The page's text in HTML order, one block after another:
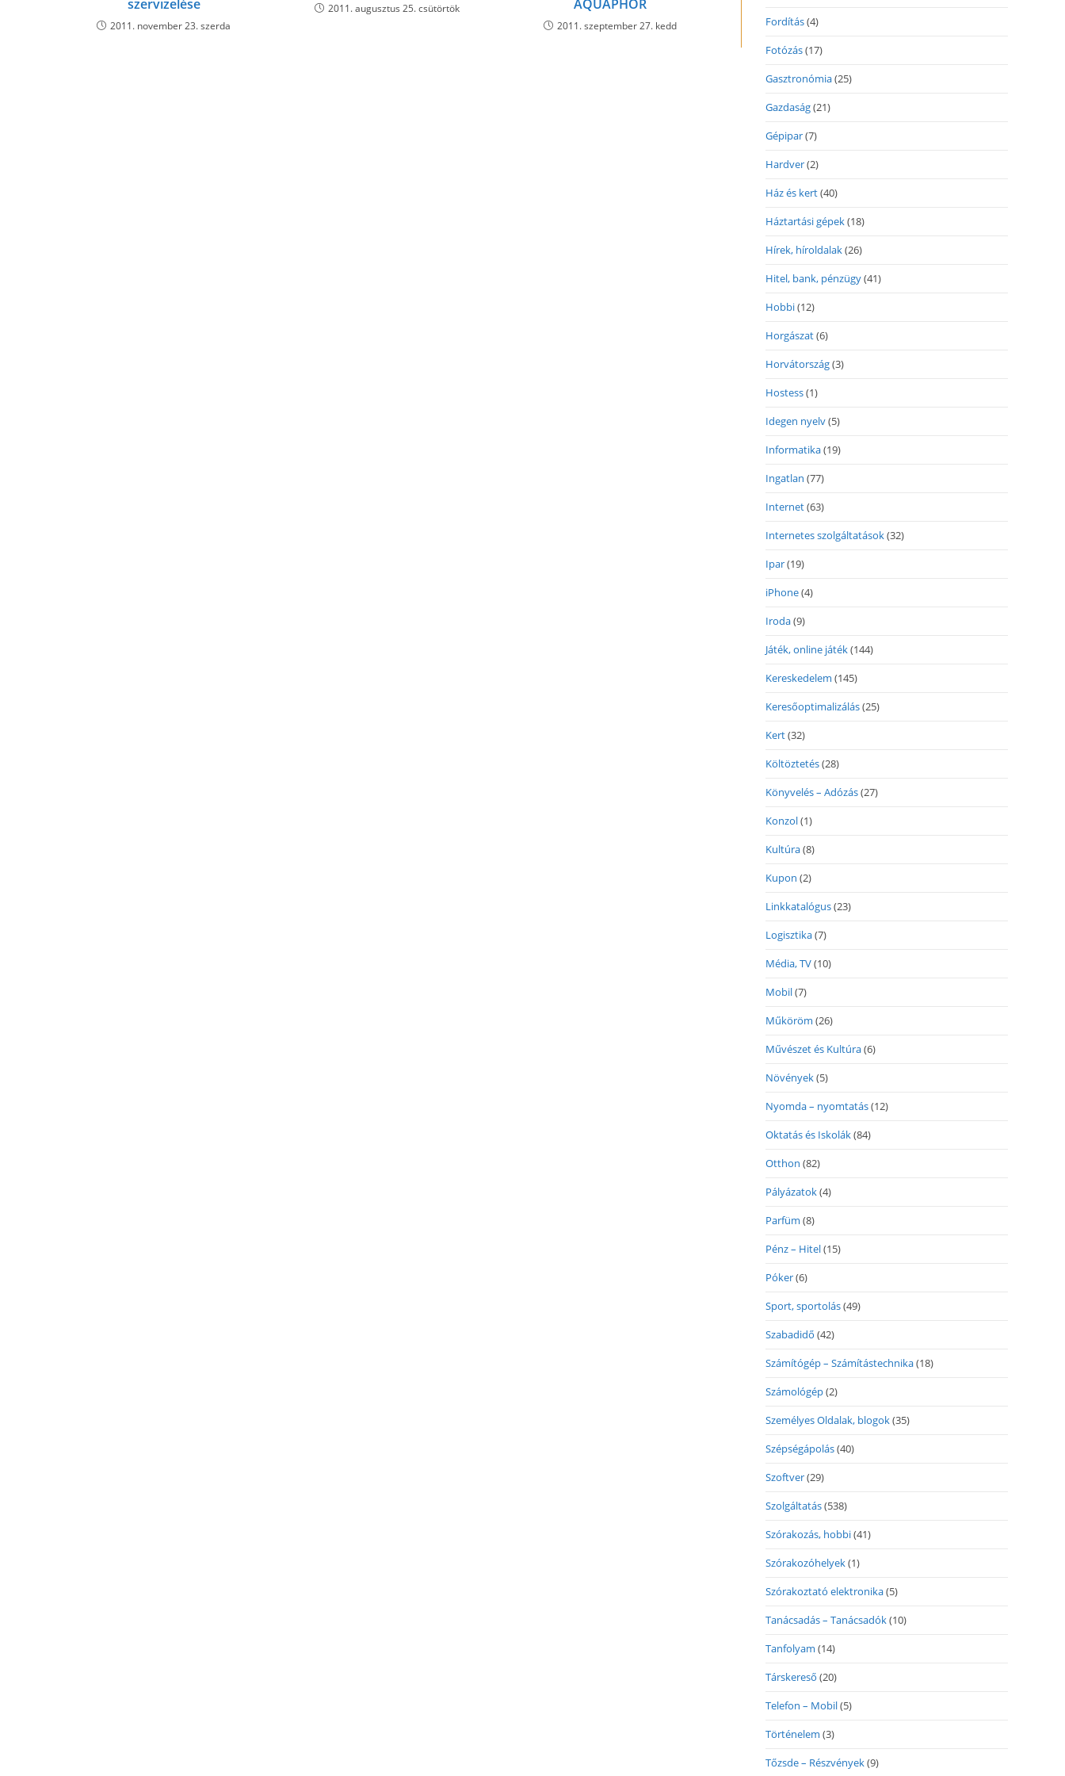
szervizelése
2011. november 23. szerda
2011. augusztus 25. csütörtök
AQUAPHOR
2011. szeptember 27. kedd
Fordítás(4)
Fotózás(17)
Gasztronómia(25)
Gazdaság(21)
Gépipar(7)
Hardver(2)
Ház és kert(40)
Háztartási gépek(18)
Hírek, híroldalak(26)
Hitel, bank, pénzügy(41)
Hobbi(12)
Horgászat(6)
Horvátország(3)
Hostess(1)
Idegen nyelv(5)
Informatika(19)
Ingatlan (77)
Internet(63)
Internetes szolgáltatások(32)
Ipar(19)
iPhone(4)
Iroda(9)
Játék, online játék(144)
Kereskedelem (145)
Keresőoptimalizálás(25)
Kert(32)
Költöztetés(28)
Könyvelés – Adózás(27)
Konzol(1)
Kultúra(8)
Kupon (2)
Linkkatalógus(23)
Logisztika(7)
Média, TV(10)
Mobil(7)
Műköröm (26)
Művészet és Kultúra(6)
Növények(5)
Nyomda – nyomtatás(12)
Oktatás és Iskolák(84)
Otthon (82)
Pályázatok(4)
Parfüm (8)
Pénz – Hitel(15)
Póker(6)
Sport, sportolás(49)
Szabadidő (42)
Számítógép – Számítástechnika(18)
Számológép(2)
Személyes Oldalak, blogok(35)
Szépségápolás(40)
Szoftver(29)
Szolgáltatás(538)
Szórakozás, hobbi(41)
Szórakozóhelyek(1)
Szórakoztató elektronika(5)
Tanácsadás – Tanácsadók(10)
Tanfolyam (14)
Társkereső (20)
Telefon – Mobil(5)
Történelem (3)
Tőzsde – Részvények(9)